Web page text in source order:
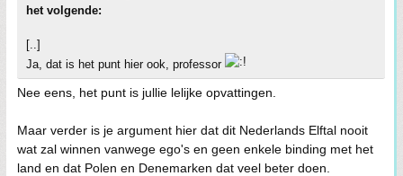
het volgende:
[..]
Ja, dat is het punt hier ook, professor
Nee eens, het punt is jullie lelijke opvattingen.
Maar verder is je argument hier dat dit Nederlands Elftal nooit
wat zal winnen vanwege ego's en geen enkele binding met het
land en dat Polen en Denemarken dat veel beter doen.